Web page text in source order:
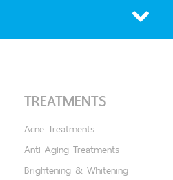
TREATMENTS
Acne Treatments
Anti Aging Treatments
Brightening & Whitening